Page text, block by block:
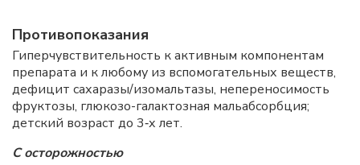
Противопоказания
Гиперчувствительность к активным компонентам
препарата и к любому из вспомогательных веществ,
дефицит сахаразы/изомальтазы, непереносимость
фруктозы, глюкозо-галактозная мальабсорбция;
детский возраст до 3‑х лет.
С осторожностью